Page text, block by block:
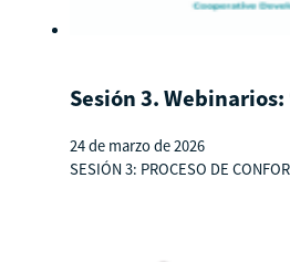
Sesión 3.
24 de marzo de 2026
SESIÓN 3: PROCESO DE